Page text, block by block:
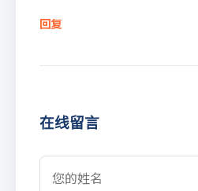
回复
在线留言